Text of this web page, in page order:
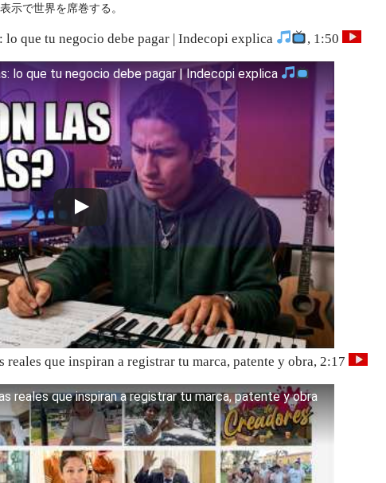
示で世界を席巻する。
que tu negocio debe pagar | Indecopi explica , 1:50
lo que tu negocio debe pagar | Indecopi explica
reales que inspiran a registrar tu marca, patente y obra, 2:17
reales que inspiran a registrar tu marca, patente y obra